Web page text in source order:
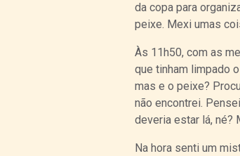
da copa para
peixe. Mexi umas
Às 11h50, com as
que tinham limpado
mas e o peixe?
não encontrei.
deveria estar lá, né?
Na hora senti um